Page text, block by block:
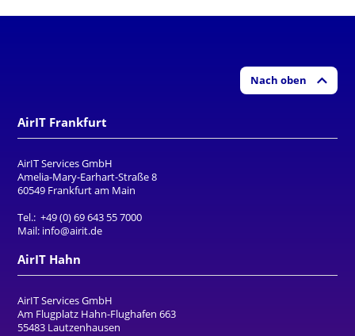
Nach oben
AirIT Frankfurt
AirIT Services GmbH
Amelia-Mary-Earhart-Straße 8
60549 Frankfurt am Main
Tel.:+49 (0) 69 643 55 7000
Mail: info@airit.de
AirIT Hahn
AirIT Services GmbH
Am Flugplatz Hahn-Flughafen 663
55483 Lautzenhausen